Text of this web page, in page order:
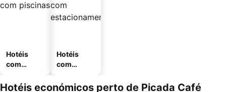
Hotéis
com
Hotéis
com
mento
Hotéis económicos perto de Picada Café